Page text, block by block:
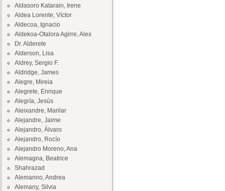
Aldasoro Katarain, Irene
Aldea Lorente, Víctor
Aldecoa, Ignacio
Aldekoa-Otalora Agirre, Alex
Dr. Alderete
Alderson, Lisa
Aldrey, Sergio F.
Aldridge, James
Alegre, Mireia
Alegrete, Enrique
Alegría, Jesús
Aleixandre, Marilar
Alejandre, Jaime
Alejandro, Álvaro
Alejandro, Rocío
Alejandro Moreno, Ana
Alemagna, Beatrice
Shahrazad
Alemanno, Andrea
Alemany, Silvia